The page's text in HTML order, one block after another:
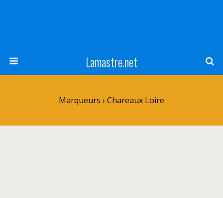
Lamastre.net
Marqueurs › Chareaux Loire